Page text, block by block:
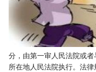
分，由第一审人民法院或
所在地人民法院执行。法